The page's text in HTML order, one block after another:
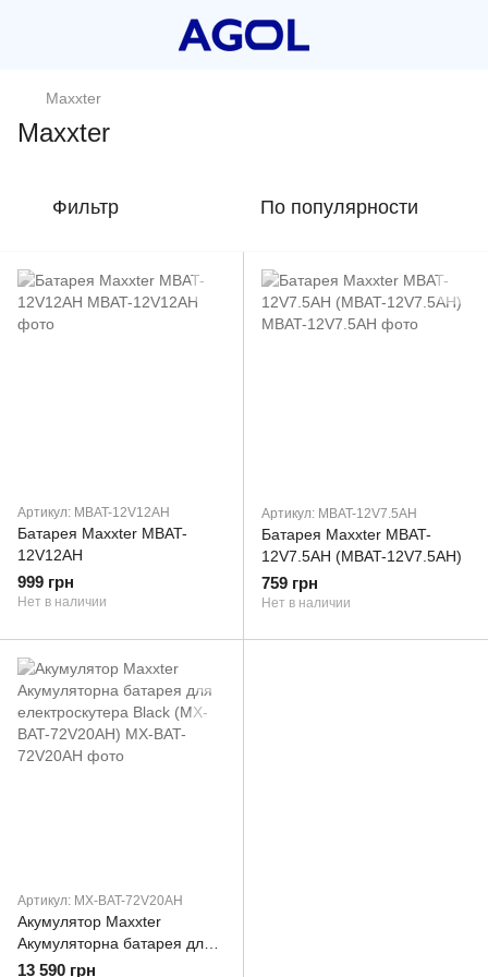
Maxxter
Maxxter
Фильтр По популярности
Артикул: MBAT-12V12AH
Батарея Maxxter MBAT-
12V12AH
999 грн
Нет в наличии
Артикул: MBAT-12V7.5AH
Батарея Maxxter MBAT-
12V7.5AH (MBAT-12V7.5AH)
759 грн
Нет в наличии
Артикул: MX-BAT-72V20AH
Акумулятор Maxxter
Акумуляторна батарея для
електроскутера Black (MX-
13 590 грн